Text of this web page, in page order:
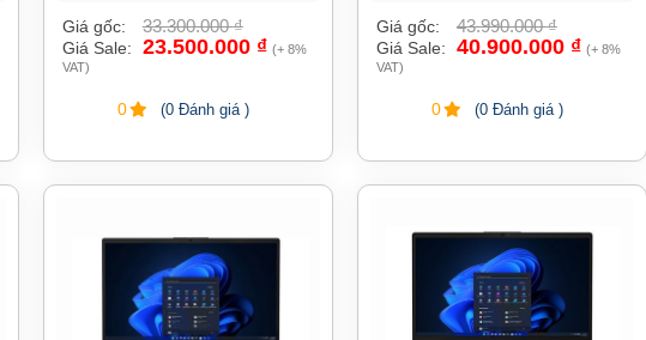
512GB
Giá gốc: 33.300.000₫
Giá Sale: 23.500.000 ₫ (+ 8%
VAT)
0 (0 Đánh giá )
Giá gốc: 43.990.000₫
Giá Sale: 40.900.000 ₫ (+ 8%
VAT)
0 (0 Đánh giá )